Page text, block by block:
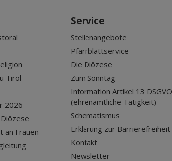
Tirol
2026
an Frauen
Service
Stellenangebote
Pfarrblattservice
Die Diözese
Zum Sonntag
Information Artikel 13 DSGVO
(ehrenamtliche Tätigkeit)
Schematismus
Erklärung zur Barrierefreiheit
Kontakt
Newsletter